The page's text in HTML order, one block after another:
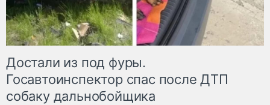
Достали из под фуры.
Госавтоинспектор спас после ДТП
собаку дальнобойщика